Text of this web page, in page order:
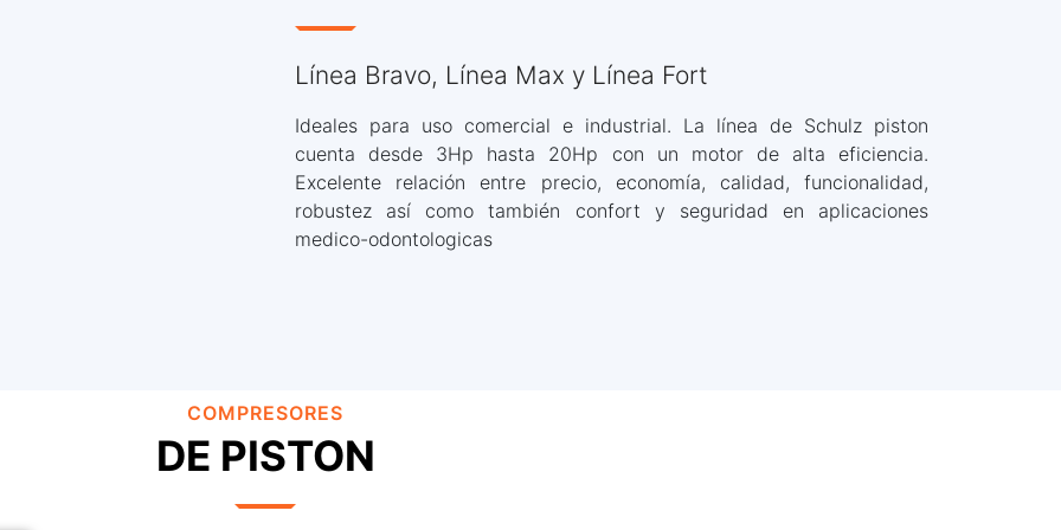
Línea Bravo, Línea Max y Línea Fort
Ideales para uso comercial e industrial. La línea de Schulz piston
cuenta desde 3Hp hasta 20Hp con un motor de alta eficiencia.
Excelente relación entre precio, economía, calidad, funcionalidad,
robustez así como también confort y seguridad en aplicaciones
medico-odontologicas
COMPRESORES
DE PISTON
Línea Max
busca durabilidad con lo máximo en
eficiencia. La excelente performance
está garantizada por la tecnología de